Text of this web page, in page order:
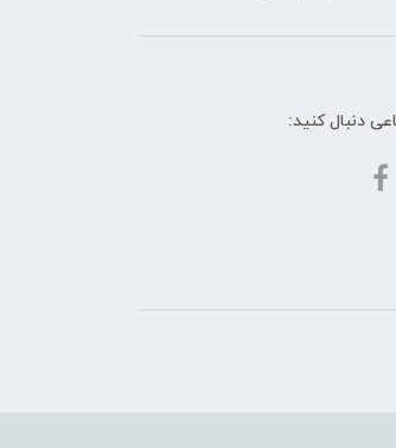
دنبال کنید: